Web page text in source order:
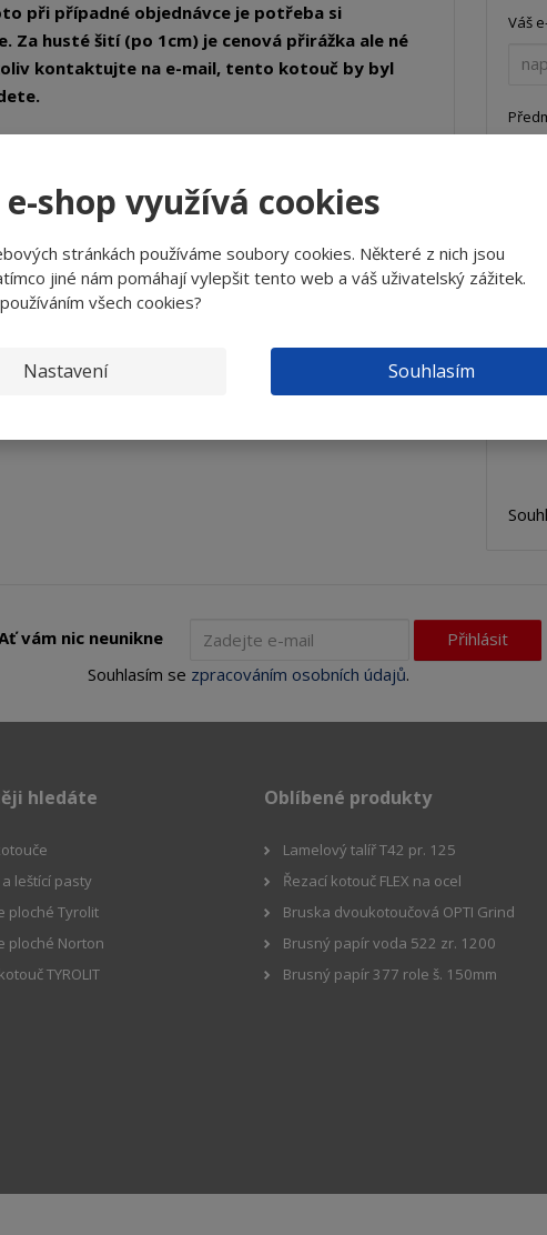
shop využívá cookies
stránkách používáme soubory cookies. Některé z nich jsou
jiné nám pomáhají vylepšit tento web a váš uživatelský zážitek.
všech cookies?
Nastavení Souhlasím
při případné objednávce je potřeba si
Za husté šití (po 1cm) je cenová přirážka ale né
kontaktujte na e-mail, tento kotouč by byl
latkovy-250x25x20-kaliko-4x-site-predlesteni
Váš
vám nic neunikne
Přihlásit
Souhlasím se zpracováním osobních údajů.
hledáte
leštící pasty
ploché Tyrolit
ploché Norton
TYROLIT
Oblíbené produkty
Lamelový talíř T42 pr. 125
Řezací kotouč FLEX na ocel
Bruska dvoukotoučová OPTI Grind
Brusný papír voda 522 zr. 1200
Brusný papír 377 role š. 150mm